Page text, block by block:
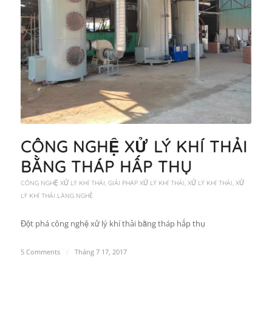
CÔNG NGHỆ XỬ LÝ KHÍ THẢI
BẰNG THÁP HẤP THỤ
CÔNG NGHỆ XỬ LÝ KHÍ THẢI, GIẢI PHÁP XỬ LÝ KHÍ THẢI, XỬ LÝ KHÍ THẢI, XỬ
LÝ KHÍ THẢI LÀNG NGHỀ
Đột phá công nghệ xử lý khí thải bằng tháp hấp thụ
5 Comments / Tháng 7 17, 2017